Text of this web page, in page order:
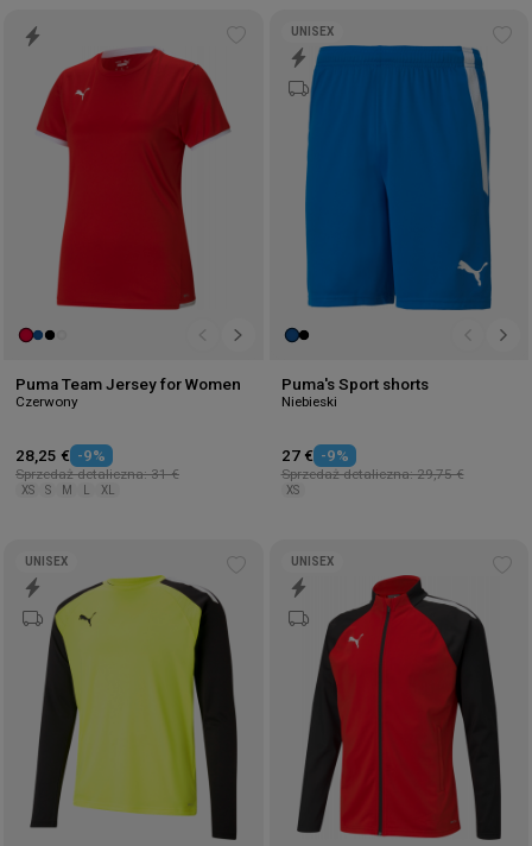
wishlist
Puma Team Jersey for Women
Czerwony
28,25 € -9%
Sprzedaż detaliczna: 31 €
XS S M XL
UNISEX
Puma's Sport shorts
Niebieski
27 € -9%
Sprzedaż detaliczna: 29,75 €
XS
wishlist
UNISEX UNISEX